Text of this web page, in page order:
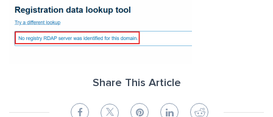
Share This Article